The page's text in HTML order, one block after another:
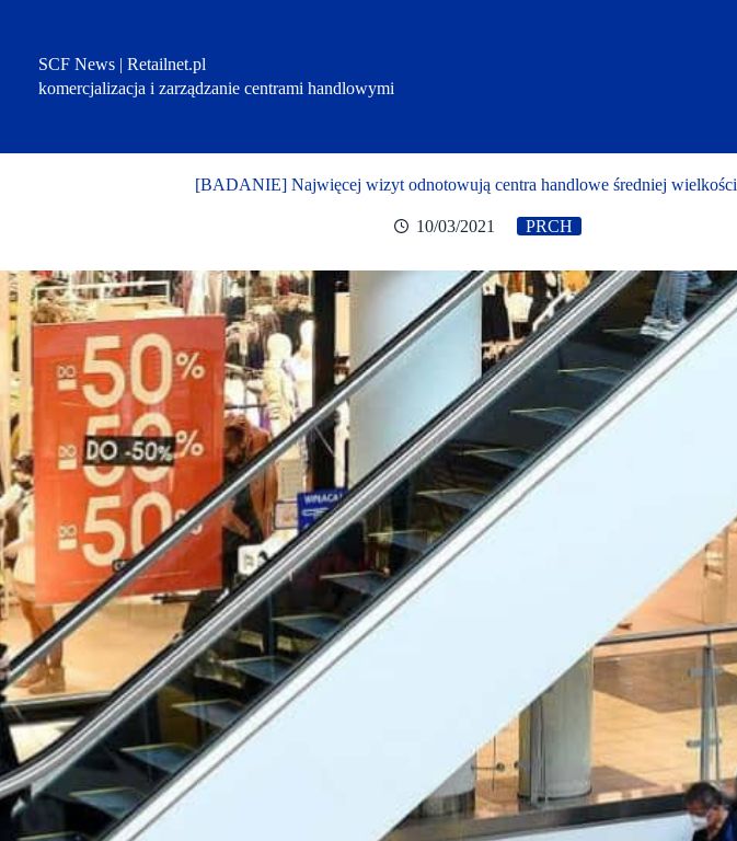
SCF News | Retailnet.pl
komercjalizacja i zarządzanie centrami handlowymi
[BADANIE] Najwięcej wizyt odnotowują centra handlowe średniej wielkości
10/03/2021 PRCH